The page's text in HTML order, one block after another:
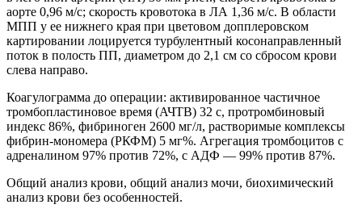
аорте 0,96 м/с; скорость кровотока в ЛА 1,36 м/с. В области
МПП у ее нижнего края при цветовом допплеровском
картировании лоцируется турбулентный косонаправленный
поток в полость ПП, диаметром до 2,1 см со сбросом крови
слева направо.
Коагулограмма до операции: активированное частичное
тромбопластиновое время (АЧТВ) 32 с, протромбиновый
индекс 86%, фибриноген 2600 мг/л, растворимые комплексы
фибрин-мономера (РКФМ) 5 мг%. Агрегация тромбоцитов с
адреналином 97% против 72%, c АДФ — 99% против 87%.
Общий анализ крови, общий анализ мочи, биохимический
анализ крови без особенностей.